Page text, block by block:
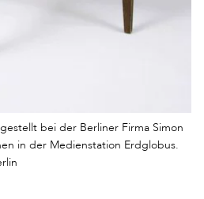
bei der Berliner Firma Simon
in der Medienstation Erdglobus.